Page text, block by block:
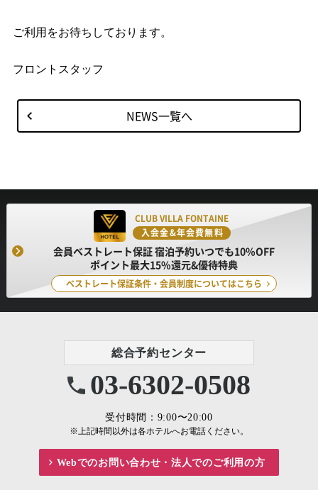
ご利用をお待ちしております。
フロントスタッフ
NEWS一覧へ
CLUB VILLA FONTAINE
入会金&年会費無料
会員ベストレート保証 宿泊予約いつでも10%OFF
ポイント最大15%還元&優待特典
ベストレート保証条件・会員制度についてはこちら
総合予約センター
03-6302-0508
受付時間：9:00〜20:00
※上記時間以外は各ホテルへお電話ください。
Webでのお問い合わせ・法人でのご利用の方